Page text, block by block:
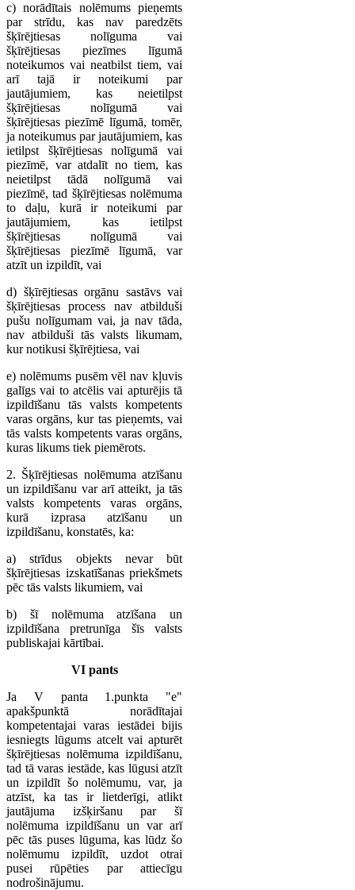
c) norādītais nolēmums pieņemts
par strīdu, kas nav paredzēts
šķīrējtiesas nolīguma vai
šķīrējtiesas piezīmes līgumā
noteikumos vai neatbilst tiem, vai
arī tajā ir noteikumi par
jautājumiem, kas neietilpst
šķīrējtiesas nolīgumā vai
šķīrējtiesas piezīmē līgumā, tomēr,
ja noteikumus par jautājumiem, kas
ietilpst šķīrējtiesas nolīgumā vai
piezīmē, var atdalīt no tiem, kas
neietilpst tādā nolīgumā vai
piezīmē, tad šķīrējtiesas nolēmuma
to daļu, kurā ir noteikumi par
jautājumiem, kas ietilpst
šķīrējtiesas nolīgumā vai
šķīrējtiesas piezīmē līgumā, var
atzīt un izpildīt, vai
d) šķīrējtiesas orgānu sastāvs vai
šķīrējtiesas process nav atbilduši
pušu nolīgumam vai, ja nav tāda,
nav atbilduši tās valsts likumam,
kur notikusi šķīrējtiesa, vai
e) nolēmums pusēm vēl nav kļuvis
galīgs vai to atcēlis vai apturējis tā
izpildīšanu tās valsts kompetents
varas orgāns, kur tas pieņemts, vai
tās valsts kompetents varas orgāns,
kuras likums tiek piemērots.
2. Šķīrējtiesas nolēmuma atzīšanu
un izpildīšanu var arī atteikt, ja tās
valsts kompetents varas orgāns,
kurā izprasa atzīšanu un
izpildīšanu, konstatēs, ka:
a) strīdus objekts nevar būt
šķīrējtiesas izskatīšanas priekšmets
pēc tās valsts likumiem, vai
b) šī nolēmuma atzīšana un
izpildīšana pretrunīga šīs valsts
publiskajai kārtībai.
VI pants
Ja V panta 1.punkta "e"
apakšpunktā norādītajai
kompetentajai varas iestādei bijis
iesniegts lūgums atcelt vai apturēt
šķīrējtiesas nolēmuma izpildīšanu,
tad tā varas iestāde, kas lūgusi atzīt
un izpildīt šo nolēmumu, var, ja
atzīst, ka tas ir lietderīgi, atlikt
jautājuma izšķiršanu par šī
nolēmuma izpildīšanu un var arī
pēc tās puses lūguma, kas lūdz šo
nolēmumu izpildīt, uzdot otrai
pusei rūpēties par attiecīgu
nodrošinājumu.